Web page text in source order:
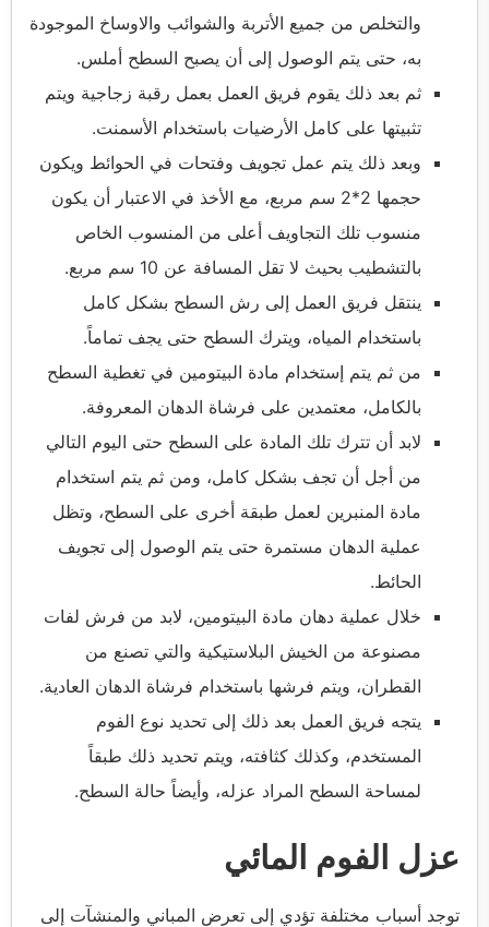
والتخلص من جميع الأتربة والشوائب والاوساخ الموجودة
به، حتى يتم الوصول إلى أن يصبح السطح أملس.
ثم بعد ذلك يقوم فريق العمل بعمل رقبة زجاجية ويتم
تثبيتها على كامل الأرضيات باستخدام الأسمنت.
وبعد ذلك يتم عمل تجويف وفتحات في الحوائط ويكون
حجمها 2*2 سم مربع، مع الأخذ في الاعتبار أن يكون
منسوب تلك التجاويف أعلى من المنسوب الخاص
بالتشطيب بحيث لا تقل المسافة عن 10 سم مربع.
ينتقل فريق العمل إلى رش السطح بشكل كامل
باستخدام المياه، ويترك السطح حتى يجف تماماً.
من ثم يتم إستخدام مادة البيتومين في تغطية السطح
بالكامل، معتمدين على فرشاة الدهان المعروفة.
لابد أن تترك تلك المادة على السطح حتى اليوم التالي
من أجل أن تجف بشكل كامل، ومن ثم يتم استخدام
مادة المنبرين لعمل طبقة أخرى على السطح، وتظل
عملية الدهان مستمرة حتى يتم الوصول إلى تجويف
الحائط.
خلال عملية دهان مادة البيتومين، لابد من فرش لفات
مصنوعة من الخيش البلاستيكية والتي تصنع من
القطران، ويتم فرشها باستخدام فرشاة الدهان العادية.
يتجه فريق العمل بعد ذلك إلى تحديد نوع الفوم
المستخدم، وكذلك كثافته، ويتم تحديد ذلك طبقاً
لمساحة السطح المراد عزله، وأيضاً حالة السطح.
عزل الفوم المائي
توجد أسباب مختلفة تؤدي إلى تعرض المباني والمنشآت إلى